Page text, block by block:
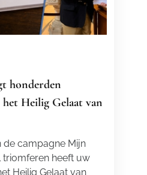
honderden
Heilig Gelaat van
de campagne Mijn
triomferen heeft uw
Heilig Gelaat van